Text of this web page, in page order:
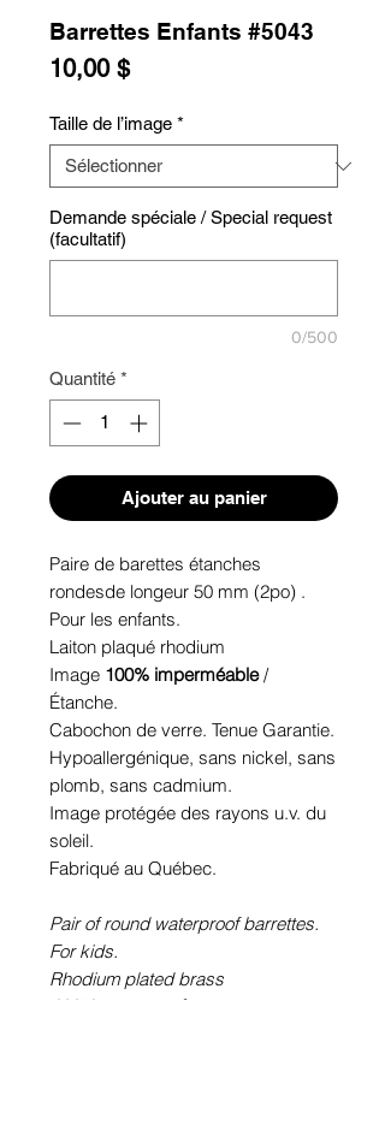
Barrettes Enfants #5043
10,00 $Prix
Taille de l’image *
Demande spéciale / Special request
(facultatif)
0/500
Quantité *
Ajouter au panier
Paire de barettes étanches
rondesde longeur 50 mm (2po) .
Pour les enfants.
Laiton plaqué rhodium
Image 100% imperméable/
Étanche.
Cabochon de verre. Tenue Garantie.
Hypoallergénique, sans nickel, sans
plomb, sans cadmium.
Image protégée des rayons u.v. du
soleil.
Fabriqué au Québec.
Pair of round waterproof barrettes.
For kids.
Rhodium plated brass
100% waterproof